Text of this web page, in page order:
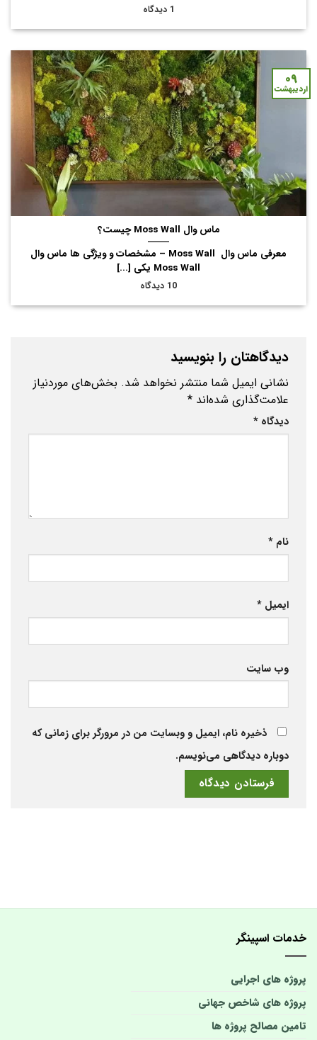
1 دیدگاه
ماس وال Moss Wall چیست؟
معرفی ماس وال Moss Wall – مشخصات و ویژگی ها ماس وال
Moss Wall یکی [...]
10 دیدگاه
۰۹
اردیبهشت
دیدگاهتان را بنویسید
نشانی ایمیل شما منتشر نخواهد شد. بخش‌های موردنیاز
علامت‌گذاری شده‌اند *
دیدگاه *
نام *
ایمیل *
وب‌ سایت
ذخیره نام، ایمیل و وبسایت من در مرورگر برای زمانی که
دوباره دیدگاهی می‌نویسم.
خدمات اسپینگر
پروژه های اجرایی
پروژه های شاخص جهانی
تامین مصالح پروژه ها